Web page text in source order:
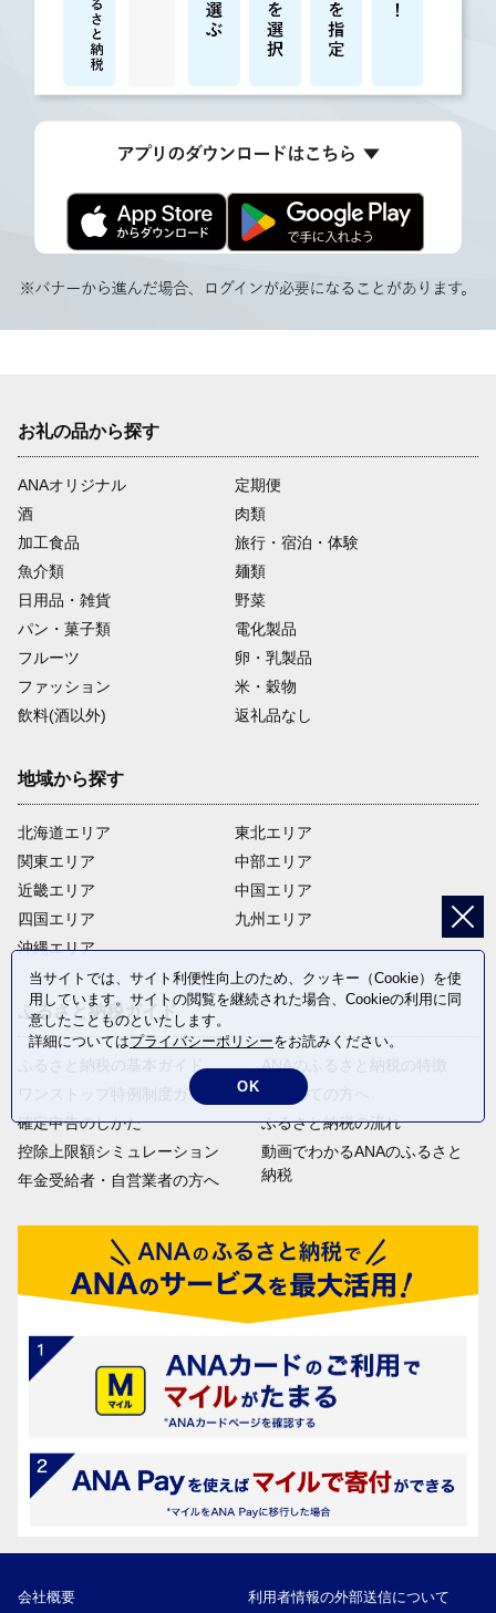
お礼の品から探す
ANAオリジナル
定期便
酒
肉類
加工食品
旅行・宿泊・体験
魚介類
麺類
日用品・雑貨
野菜
パン・菓子類
電化製品
フルーツ
卵・乳製品
ファッション
米・穀物
飲料(酒以外)
返礼品なし
地域から探す
北海道エリア
関東エリア
近畿エリア
四国エリア
沖縄エリア
東北エリア
中部エリア
中国エリア
九州エリア
ふるさと納税ガイド
ふるさと納税の基本ガイド
ワンストップ特例制度ガイド
確定申告のしかた
控除上限額シミュレーション
年金受給者・自営業者の方へ
ANAのふるさと納税の特徴
はじめての方へ
ふるさと納税の流れ
動画でわかるANAのふるさと
納税
会社概要 利用者情報の外部送信について
当サイトでは、サイト利便性向上のため、クッキー（Cookie）を使
用しています。サイトの閲覧を継続された場合、Cookieの利用に同
意したことものといたします。
詳細についてはプライバシーポリシーをお読みください。
OK